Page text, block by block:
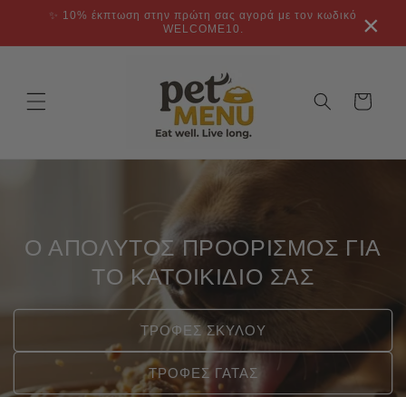
μετάβαση
περιεχόμενο
✨ 10% έκπτωση στην πρώτη σας αγορά με τον κωδικό
WELCOME10.
Καλάθι
Ο ΑΠΟΛΥΤΟΣ ΠΡΟΟΡΙΣΜΟΣ ΓΙΑ
ΤΟ ΚΑΤΟΙΚΙΔΙΟ ΣΑΣ
ΤΡΟΦΕΣ ΣΚΥΛΟΥ
ΤΡΟΦΕΣ ΓΑΤΑΣ
×